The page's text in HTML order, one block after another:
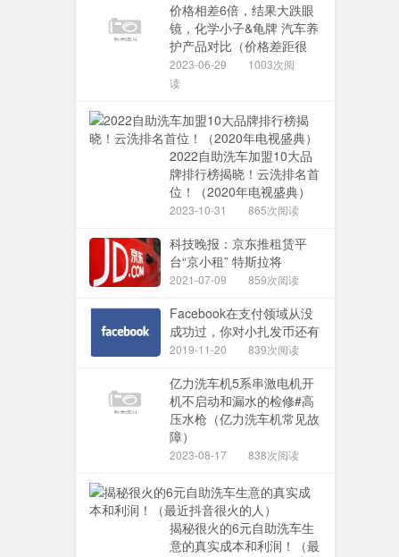
价格相差6倍，结果大跌眼
镜，化学小子&龟牌 汽车养
护产品对比（价格差距很
2023-06-29
1003次阅
读
2022自助洗车加盟10大品
牌排行榜揭晓！云洗排名首
位！（2020年电视盛典）
2023-10-31 865次阅读
科技晚报：京东推租赁平
台“京小租” 特斯拉将
2021-07-09 859次阅读
Facebook在支付领域从没
成功过，你对小扎发币还有
2019-11-20 839次阅读
亿力洗车机5系串激电机开
机不启动和漏水的检修#高
压水枪（亿力洗车机常见故
障）
2023-08-17 838次阅读
揭秘很火的6元自助洗车生
意的真实成本和利润！（最